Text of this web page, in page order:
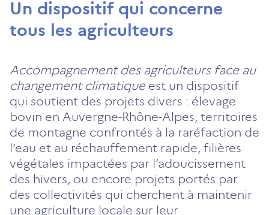
Un dispositif qui concerne
tous les agriculteurs
Accompagnement des agriculteurs face au
changement climatiqueest un dispositif
qui soutient des projets divers : élevage
bovin en Auvergne-Rhône-Alpes, territoires
de montagne confrontés à la raréfaction de
l’eau et au réchauffement rapide, filières
végétales impactées par l’adoucissement
des hivers, ou encore projets portés par
des collectivités qui cherchent à maintenir
une agriculture locale sur leur